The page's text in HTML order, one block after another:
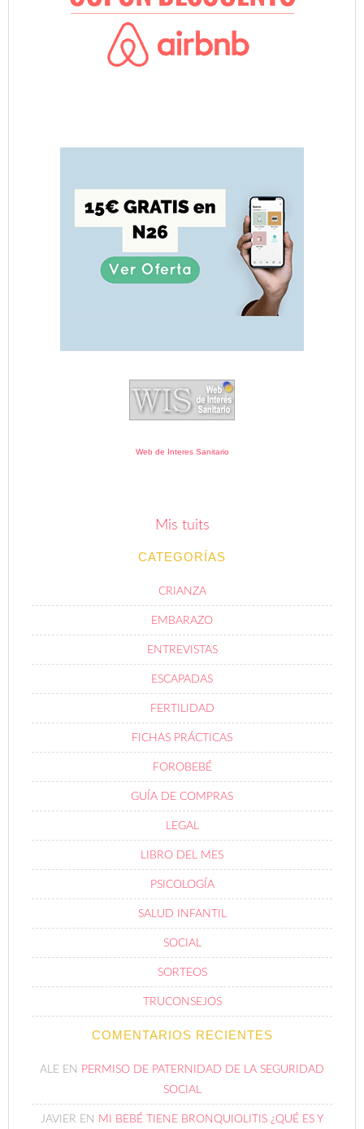
Web de Interes Sanitario
Mis tuits
CATEGORÍAS
CRIANZA
EMBARAZO
ENTREVISTAS
ESCAPADAS
FERTILIDAD
FICHAS PRÁCTICAS
FOROBEBÉ
GUÍA DE COMPRAS
LEGAL
LIBRO DEL MES
PSICOLOGÍA
SALUD INFANTIL
SOCIAL
SORTEOS
TRUCONSEJOS
COMENTARIOS RECIENTES
ALE EN PERMISO DE PATERNIDAD DE LA SEGURIDAD
SOCIAL
JAVIER EN MI BEBÉ TIENE BRONQUIOLITIS ¿QUÉ ES Y